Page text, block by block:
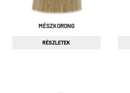
MÉSZKORONG
RÉSZLETEK